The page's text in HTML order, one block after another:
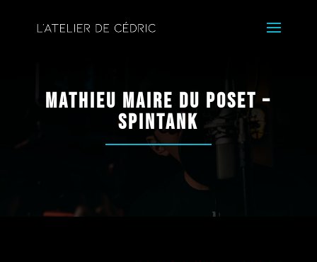
Mathieu Maire du Poset –
Spintank